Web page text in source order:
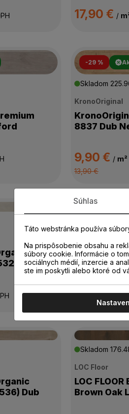
17,90 € /
-29 %
Skladom
KronoOriginal
8837 Dub
9,90 € / m²
13,90 €
Dub
K848 Dub
16,90 €/
Dub
Skladom
LOC Floor
LOC
Brown Oak
Súhlas
Táto webstránka používa
Na prispôsobenie obsahu a
súbory cookie. Informácie o
sociálnych médií, inzercie a
ste im poskytli alebo ktoré od